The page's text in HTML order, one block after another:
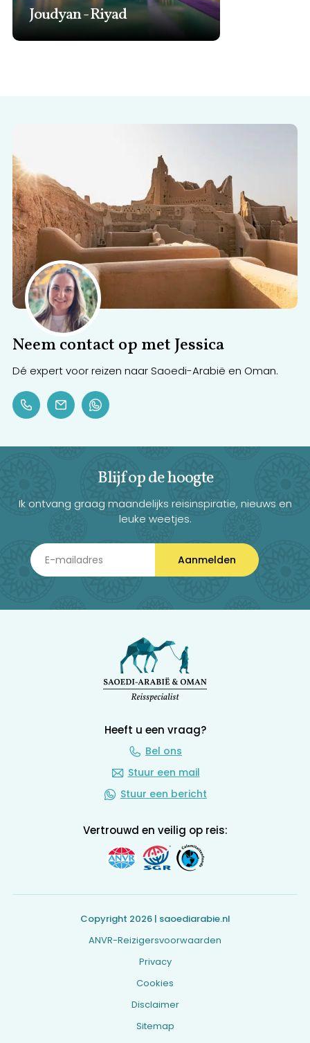
Joudyan - Riyad
Neem contact op met Jessica
Dé expert voor reizen naar Saoedi-Arabië en Oman.
Blijf op de hoogte
Ik ontvang graag maandelijks reisinspiratie, nieuws en
leuke weetjes.
Aanmelden
Heeft u een vraag?
Bel ons
Stuur een mail
Stuur een bericht
Vertrouwd en veilig op reis:
Copyright 2026 | saoediarabie.nl
ANVR-Reizigersvoorwaarden
Privacy
Cookies
Disclaimer
Sitemap